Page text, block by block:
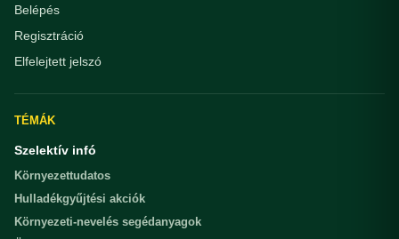
Belépés
Regisztráció
Elfelejtett jelszó
TÉMÁK
Szelektív infó
Környezettudatos
Hulladékgyűjtési akciók
Környezeti-nevelés segédanyagok